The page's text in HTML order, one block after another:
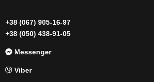
+38 (067) 905-16-97
+38 (050) 438-91-05
Messenger
Viber